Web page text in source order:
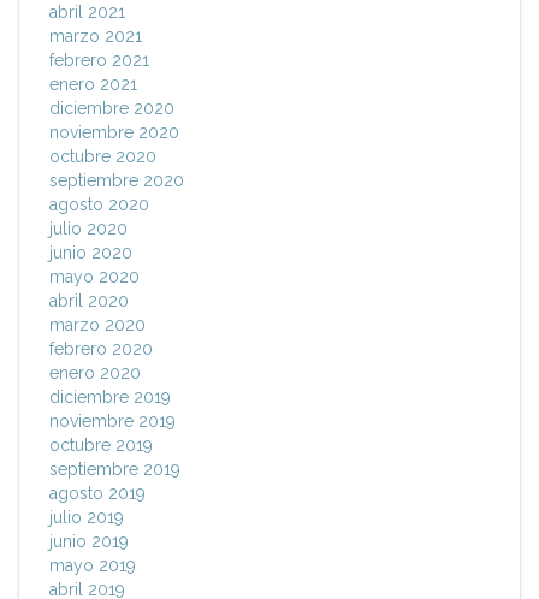
abril 2021
marzo 2021
febrero 2021
enero 2021
diciembre 2020
noviembre 2020
octubre 2020
septiembre 2020
agosto 2020
julio 2020
junio 2020
mayo 2020
abril 2020
marzo 2020
febrero 2020
enero 2020
diciembre 2019
noviembre 2019
octubre 2019
septiembre 2019
agosto 2019
julio 2019
junio 2019
mayo 2019
abril 2019